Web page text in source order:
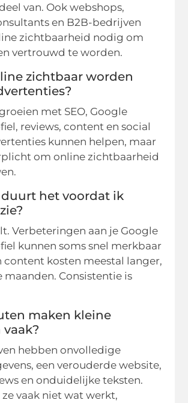
van. Ook webshops,
en B2B-bedrijven
zichtbaarheid nodig om
vertrouwd te worden.
zichtbaar worden
met SEO, Google
reviews, content en social
kunnen helpen, maar
om online zichtbaarheid
duurt het voordat ik
Verbeteringen aan je Google
kunnen soms snel merkbaar
content kosten meestal langer,
maanden. Consistentie is
maken kleine
hebben onvolledige
een verouderde website,
en onduidelijke teksten.
vaak niet wat werkt,